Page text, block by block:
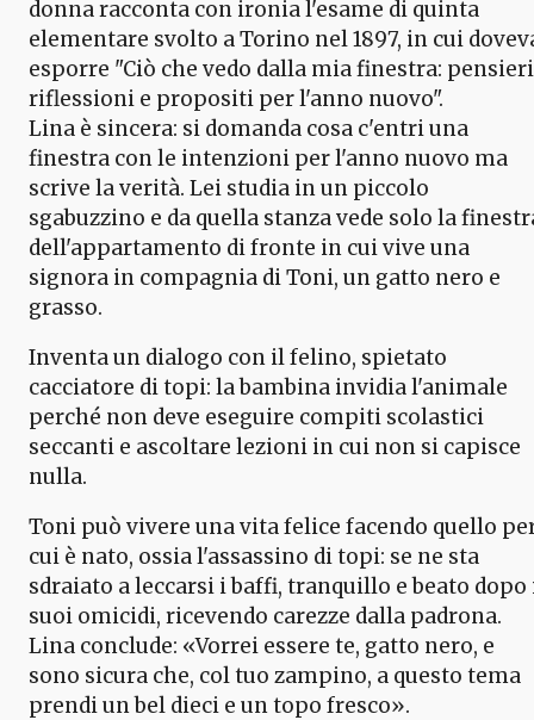
donna racconta con ironia l'esame di quinta
elementare svolto a Torino nel 1897, in cui
esporre "Ciò che vedo dalla mia finestra:
riflessioni e propositi per l'anno nuovo".
Lina è sincera: si domanda cosa c'entri una
finestra con le intenzioni per l'anno nuovo ma
scrive la verità. Lei studia in un piccolo
sgabuzzino e da quella stanza vede solo la
dell'appartamento di fronte in cui vive una
signora in compagnia di Toni, un gatto nero e
grasso.
Inventa un dialogo con il felino, spietato
cacciatore di topi: la bambina invidia l'animale
perché non deve eseguire compiti scolastici
seccanti e ascoltare lezioni in cui non si capisce
nulla.
Toni può vivere una vita felice facendo quello
cui è nato, ossia l'assassino di topi: se ne sta
sdraiato a leccarsi i baffi, tranquillo e beato dopo
suoi omicidi, ricevendo carezze dalla padrona.
Lina conclude: «Vorrei essere te, gatto nero, e
sono sicura che, col tuo zampino, a questo tema
prendi un bel dieci e un topo fresco».